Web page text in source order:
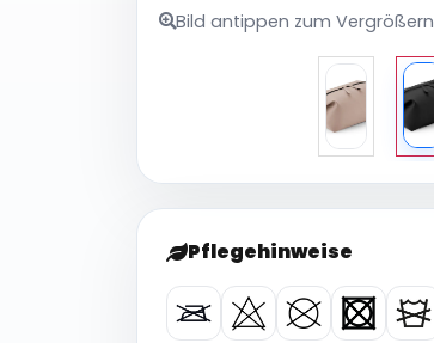
Bild antippen zum Vergrößern
Pflegehinweise